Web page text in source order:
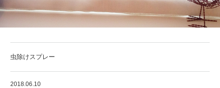
虫除けスプレー
2018.06.10